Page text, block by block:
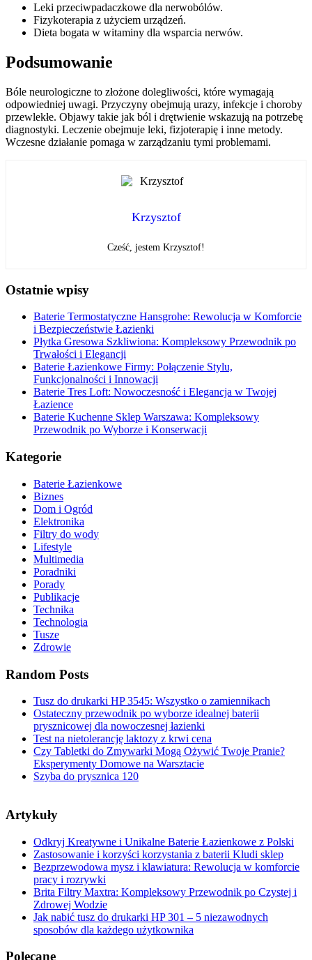
Leki przeciwpadaczkowe dla nerwobólów.
Fizykoterapia z użyciem urządzeń.
Dieta bogata w witaminy dla wsparcia nerwów.
Podsumowanie
Bóle neurologiczne to złożone dolegliwości, które wymagają
odpowiedniej uwagi. Przyczyny obejmują urazy, infekcje i choroby
przewlekłe. Objawy takie jak ból i drętwienie wskazują na potrzebę
diagnostyki. Leczenie obejmuje leki, fizjoterapię i inne metody.
Wczesne działanie pomaga w zarządzaniu tymi problemami.
Krzysztof
Cześć, jestem Krzysztof!
Ostatnie wpisy
Baterie Termostatyczne Hansgrohe: Rewolucja w Komforcie
i Bezpieczeństwie Łazienki
Płytka Gresowa Szkliwiona: Kompleksowy Przewodnik po
Trwałości i Elegancji
Baterie Łazienkowe Firmy: Połączenie Stylu,
Funkcjonalności i Innowacji
Baterie Tres Loft: Nowoczesność i Elegancja w Twojej
Łazience
Baterie Kuchenne Sklep Warszawa: Kompleksowy
Przewodnik po Wyborze i Konserwacji
Kategorie
Baterie Łazienkowe
Biznes
Dom i Ogród
Elektronika
Filtry do wody
Lifestyle
Multimedia
Poradniki
Porady
Publikacje
Technika
Technologia
Tusze
Zdrowie
Random Posts
Tusz do drukarki HP 3545: Wszystko o zamiennikach
Ostateczny przewodnik po wyborze idealnej baterii
prysznicowej dla nowoczesnej łazienki
Test na nietolerancję laktozy z krwi cena
Czy Tabletki do Zmywarki Mogą Ożywić Twoje Pranie?
Eksperymenty Domowe na Warsztacie
Szyba do prysznica 120
Artykuły
Odkryj Kreatywne i Unikalne Baterie Łazienkowe z Polski
Zastosowanie i korzyści korzystania z baterii Kludi sklep
Bezprzewodowa mysz i klawiatura: Rewolucja w komforcie
pracy i rozrywki
Brita Filtry Maxtra: Kompleksowy Przewodnik po Czystej i
Zdrowej Wodzie
Jak nabić tusz do drukarki HP 301 – 5 niezawodnych
sposobów dla każdego użytkownika
Polecane